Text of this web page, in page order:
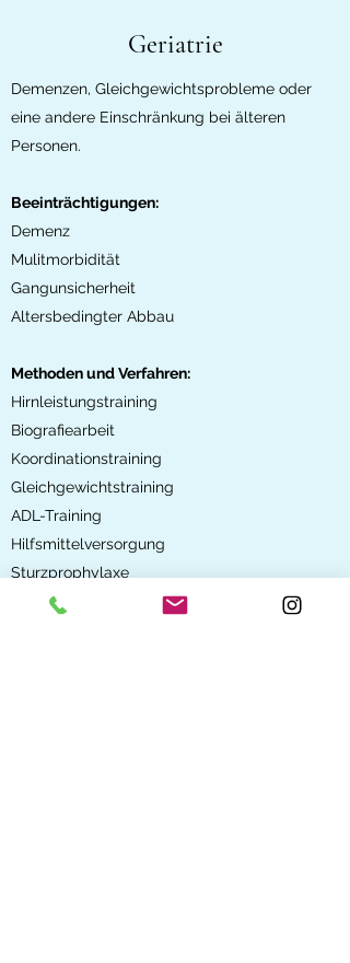
Geriatrie
Demenzen, Gleichgewichtsprobleme oder
eine andere Einschränkung bei älteren
Personen.
Beeinträchtigungen:
Demenz
Mulitmorbidität
Gangunsicherheit
Altersbedingter Abbau
Methoden und Verfahren:
Hirnleistungstraining
Biografiearbeit
Koordinationstraining
Gleichgewichtstraining
ADL-Training
Hilfsmittelversorgung
Sturzprophylaxe
Jetzt Termin vereinbaren